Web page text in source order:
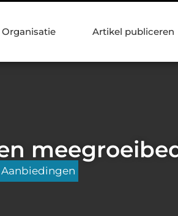
Organisatie Artikel publiceren
Aanbiedingen